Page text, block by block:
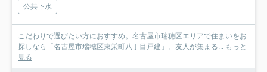
公共下水
こだわりで選びたい方におすすめ。名古屋市瑞穂区エリアで住まいをお
探しなら「名古屋市瑞穂区東栄町八丁目戸建」。友人が集まる... もっと
見る